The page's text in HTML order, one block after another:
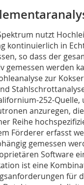
nutzt
kontinuierlich in
so dass der
werden
zur
252-
anzuregen,
Reihe
Förderer erfasst
gemessen
Software
ist eine
für